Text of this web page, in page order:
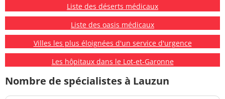
Liste des déserts médicaux
Liste des oasis médicaux
Villes les plus éloignées d'un service d'urgence
Les hôpitaux dans le Lot-et-Garonne
Nombre de spécialistes à Lauzun